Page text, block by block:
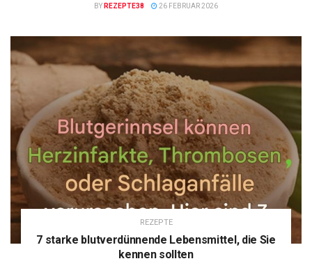
BY REZEPTE38 26 FEBRUAR 2026
REZEPTE
7 starke blutverdünnende Lebensmittel, die Sie
kennen sollten